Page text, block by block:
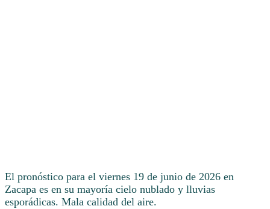
El pronóstico para el viernes 19 de junio de 2026 en
Zacapa es en su mayoría cielo nublado y lluvias
esporádicas. Mala calidad del aire.